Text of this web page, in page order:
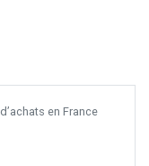
d’achats en France